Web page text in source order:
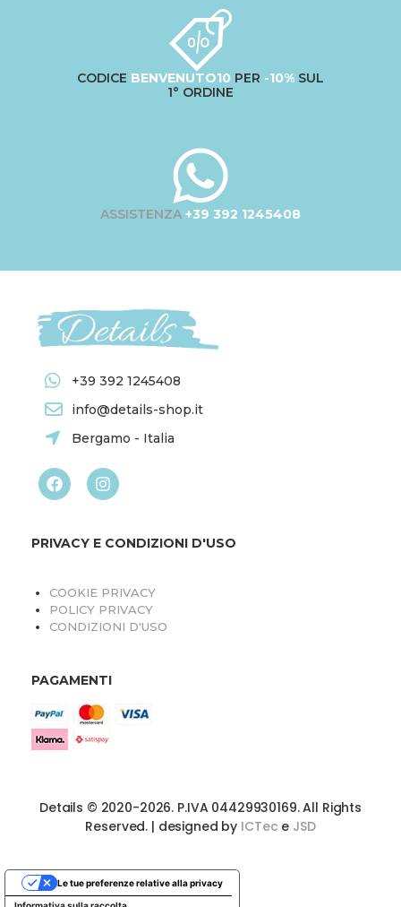
CODICE BENVENUTO10 PER -10% SUL
1° ORDINE
ASSISTENZA +39 392 1245408
+39 392 1245408
info@details-shop.it
Bergamo - Italia
PRIVACY E CONDIZIONI D'USO
COOKIE PRIVACY
POLICY PRIVACY
CONDIZIONI D'USO
PAGAMENTI
Details © 2020-2026. P.IVA 04429930169. All Rights
Reserved. | designed by ICTec e JSD
Le tue preferenze relative alla privacy